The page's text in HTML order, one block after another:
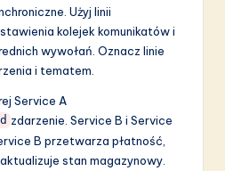
Użyj linii
kolejek komunikatów i
wywołań. Oznacz linie
i tematem.
Service A
zdarzenie. Service B i Service
B przetwarza płatność,
stan magazynowy.